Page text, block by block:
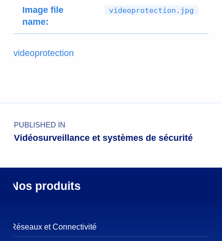
Image file
name:
videoprotection.jpg
videoprotection
PUBLISHED IN
Vidéosurveillance et systèmes de sécurité
Nos produits
Réseaux et Connectivité